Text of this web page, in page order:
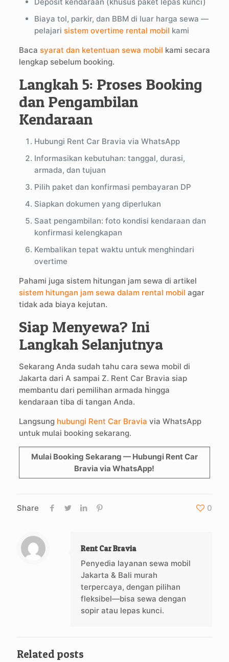
Biaya tol, parkir, dan BBM di luar harga sewa —
pelajari sistem overtime rental mobil kami
Baca syarat dan ketentuan sewa mobil kami secara
lengkap sebelum booking.
Langkah 5: Proses Booking
dan Pengambilan
Kendaraan
Hubungi Rent Car Bravia via WhatsApp
Informasikan kebutuhan: tanggal, durasi,
armada, dan tujuan
Pilih paket dan konfirmasi pembayaran DP
Siapkan dokumen yang diperlukan
Saat pengambilan: foto kondisi kendaraan dan
konfirmasi kelengkapan
Kembalikan tepat waktu untuk menghindari
overtime
Pahami juga sistem hitungan jam sewa di artikel
sistem hitungan jam sewa dalam rental mobil agar
tidak ada biaya kejutan.
Siap Menyewa? Ini
Langkah Selanjutnya
Sekarang Anda sudah tahu cara sewa mobil di
Jakarta dari A sampai Z. Rent Car Bravia siap
membantu dari pemilihan armada hingga
kendaraan tiba di tangan Anda.
Langsung hubungi Rent Car Bravia via WhatsApp
untuk mulai booking sekarang.
Mulai Booking Sekarang — Hubungi Rent Car
Bravia via WhatsApp!
Share 0
Rent Car Bravia
Penyedia layanan sewa mobil
Jakarta & Bali murah
terpercaya, dengan pilihan
fleksibel—bisa sewa dengan
sopir atau lepas kunci.
Related posts